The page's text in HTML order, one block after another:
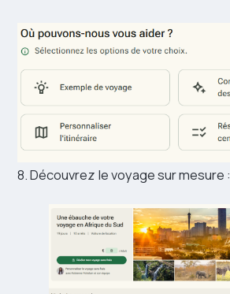
8. Découvrez le voyage sur mesure :